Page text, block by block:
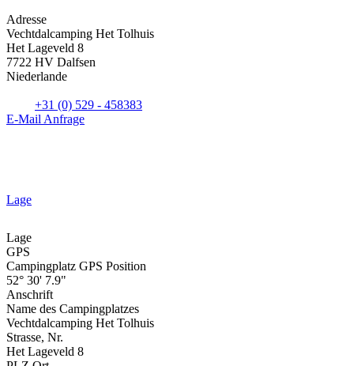
Adresse
Vechtdalcamping Het Tolhuis
Het Lageveld 8
7722 HV Dalfsen
Niederlande
+31 (0) 529 - 458383
E-Mail Anfrage
Lage
Lage
GPS
Campingplatz GPS Position
52° 30' 7.9"
Anschrift
Name des Campingplatzes
Vechtdalcamping Het Tolhuis
Strasse, Nr.
Het Lageveld 8